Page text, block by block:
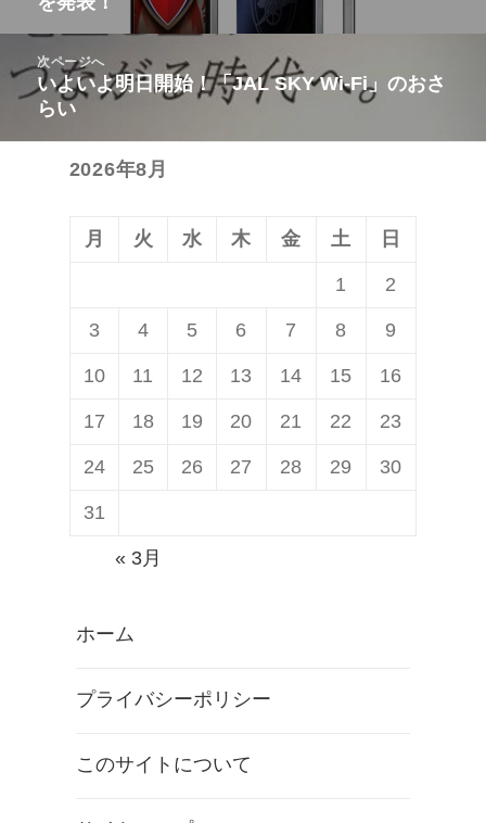
ビ
ー
の
投
稿:
次ページへ
次
の
投
いよいよ明日開始！「JAL SKY Wi-Fi」のおさ
らい
2026年8月
月 火 水 木 金 土 日
1 2
3 4 5 6 7 8 9
10 11 12 13 14 15 16
17 18 19 20 21 22 23
24 25 26 27 28 29 30
31
« 3月
ホーム
プライバシーポリシー
このサイトについて